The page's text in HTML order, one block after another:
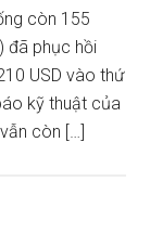
còn 155
đã phục hồi
USD vào thứ
kỹ thuật của
còn […]